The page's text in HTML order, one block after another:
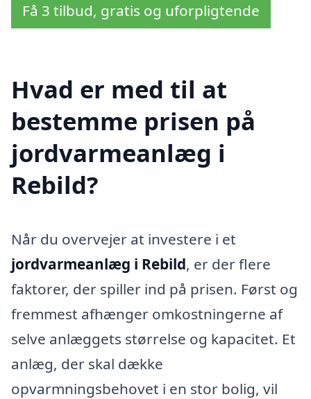
Få 3 tilbud, gratis og uforpligtende
Hvad er med til at
bestemme prisen på
jordvarmeanlæg i
Rebild?
Når du overvejer at investere i et
jordvarmeanlæg i Rebild, er der flere
faktorer, der spiller ind på prisen. Først og
fremmest afhænger omkostningerne af
selve anlæggets størrelse og kapacitet. Et
anlæg, der skal dække
opvarmningsbehovet i en stor bolig, vil